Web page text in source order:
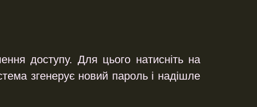
доступу. Для цього натисніть на
згенерує новий пароль і надішле